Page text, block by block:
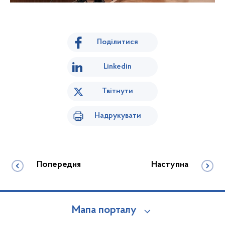
Поділитися
Linkedin
Твітнути
Надрукувати
Попередня Наступна
Мапа порталу